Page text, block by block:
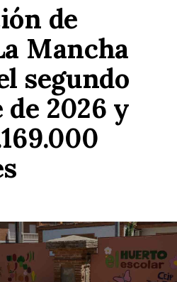
de
Mancha
segundo
2026 y